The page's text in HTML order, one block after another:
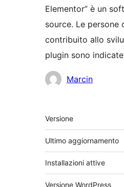
Elementor” è un
source. Le persone
contribuito allo
plugin sono
Collaboratori
Marcin
Meta
Versione
Ultimo aggiornamento
Installazioni attive
Versione WordPress